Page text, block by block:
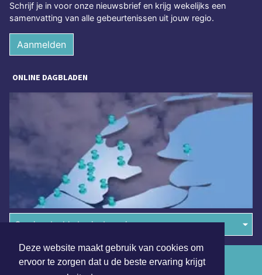
Deze website maakt gebruik van cookies om
ervoor te zorgen dat u de beste ervaring krijgt
Schrijf je in voor onze nieuwsbrief en krijg wekelijks een
samenvatting van alle gebeurtenissen uit jouw regio.
Aanmelden
ONLINE DAGBLADEN
Overige dagbladen in de regio
Algemene voorwaarden